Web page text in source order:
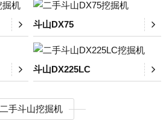
斗山DX75
斗山DX225LC
二手斗山挖掘机